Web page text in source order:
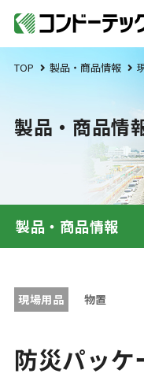
TOP 製品・商品情報
製品・商品情
製品・商品情報
現場用品 物置
防災パッケ